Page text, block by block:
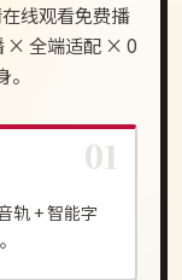
线观看免费播
× 全端适配 × 0
轨 + 智能字